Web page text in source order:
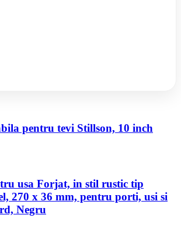
pentru tevi Stillson, 10 inch
usa Forjat, in stil rustic tip
270 x 36 mm, pentru porti, usi si
Negru